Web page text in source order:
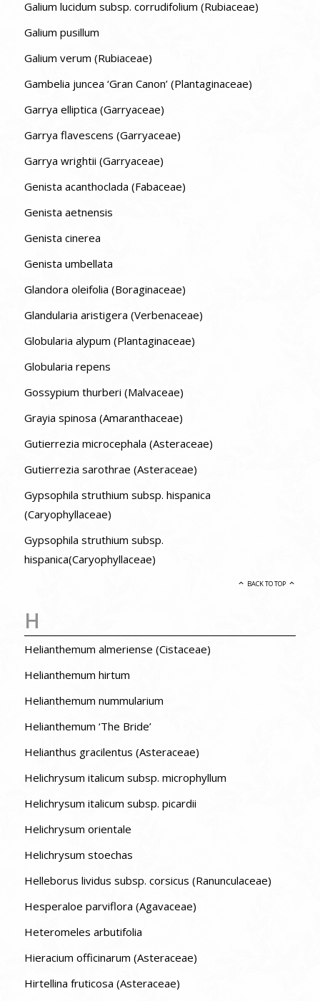
Galium lucidum subsp. corrudifolium (Rubiaceae)
Galium pusillum
Galium verum (Rubiaceae)
Gambelia juncea ‘Gran Canon’ (Plantaginaceae)
Garrya elliptica (Garryaceae)
Garrya flavescens (Garryaceae)
Garrya wrightii (Garryaceae)
Genista acanthoclada (Fabaceae)
Genista aetnensis
Genista cinerea
Genista umbellata
Glandora oleifolia (Boraginaceae)
Glandularia aristigera (Verbenaceae)
Globularia alypum (Plantaginaceae)
Globularia repens
Gossypium thurberi (Malvaceae)
Grayia spinosa (Amaranthaceae)
Gutierrezia microcephala (Asteraceae)
Gutierrezia sarothrae (Asteraceae)
Gypsophila struthium subsp. hispanica
(Caryophyllaceae)
Gypsophila struthium subsp.
hispanica(Caryophyllaceae)
BACK TO TOP
H
Helianthemum almeriense (Cistaceae)
Helianthemum hirtum
Helianthemum nummularium
Helianthemum ‘The Bride’
Helianthus gracilentus (Asteraceae)
Helichrysum italicum subsp. microphyllum
Helichrysum italicum subsp. picardii
Helichrysum orientale
Helichrysum stoechas
Helleborus lividus subsp. corsicus (Ranunculaceae)
Hesperaloe parviflora (Agavaceae)
Heteromeles arbutifolia
Hieracium officinarum (Asteraceae)
Hirtellina fruticosa (Asteraceae)